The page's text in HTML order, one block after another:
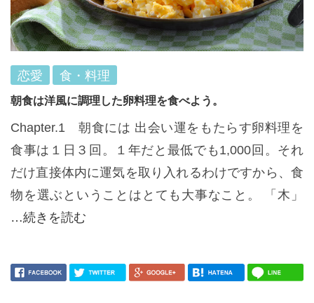
恋愛 食・料理
朝食は洋風に調理した卵料理を食べよう。
Chapter.1 朝食には 出会い運をもたらす卵料理を
食事は１日３回。１年だと最低でも1,000回。それ
だけ直接体内に運気を取り入れるわけですから、食
物を選ぶということはとても大事なこと。 「木」
…続きを読む